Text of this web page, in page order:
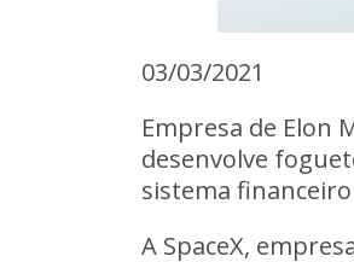
03/03/2021
Empresa de Elon
desenvolve
sistema financeiro
A SpaceX,